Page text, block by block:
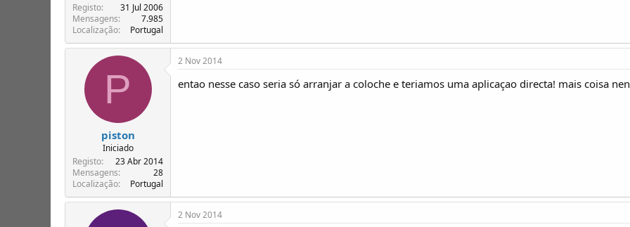
Registo
31 Jul 2006
Mensagens
7.985
Localização
Portugal
P
piston
Iniciado
Registo
23 Abr 2014
Mensagens
28
Localização
Portugal
2 Nov 2014
entao nesse caso seria só arranjar a coloche e teriamos uma aplicaçao directa! mais coisa
2 Nov 2014